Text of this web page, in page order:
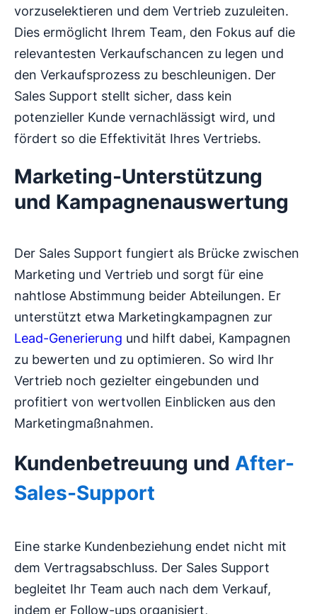
vorzuselektieren und dem Vertrieb zuzuleiten.
Dies ermöglicht Ihrem Team, den Fokus auf die
relevantesten Verkaufschancen zu legen und
den Verkaufsprozess zu beschleunigen. Der
Sales Support stellt sicher, dass kein
potenzieller Kunde vernachlässigt wird, und
fördert so die Effektivität Ihres Vertriebs.
Marketing-Unterstützung
und Kampagnenauswertung
Der Sales Support fungiert als Brücke zwischen
Marketing und Vertrieb und sorgt für eine
nahtlose Abstimmung beider Abteilungen. Er
unterstützt etwa Marketingkampagnen zur
Lead-Generierung und hilft dabei, Kampagnen
zu bewerten und zu optimieren. So wird Ihr
Vertrieb noch gezielter eingebunden und
profitiert von wertvollen Einblicken aus den
Marketingmaßnahmen.
Kundenbetreuung und After-
Sales-Support
Eine starke Kundenbeziehung endet nicht mit
dem Vertragsabschluss. Der Sales Support
begleitet Ihr Team auch nach dem Verkauf,
indem er Follow-ups organisiert,